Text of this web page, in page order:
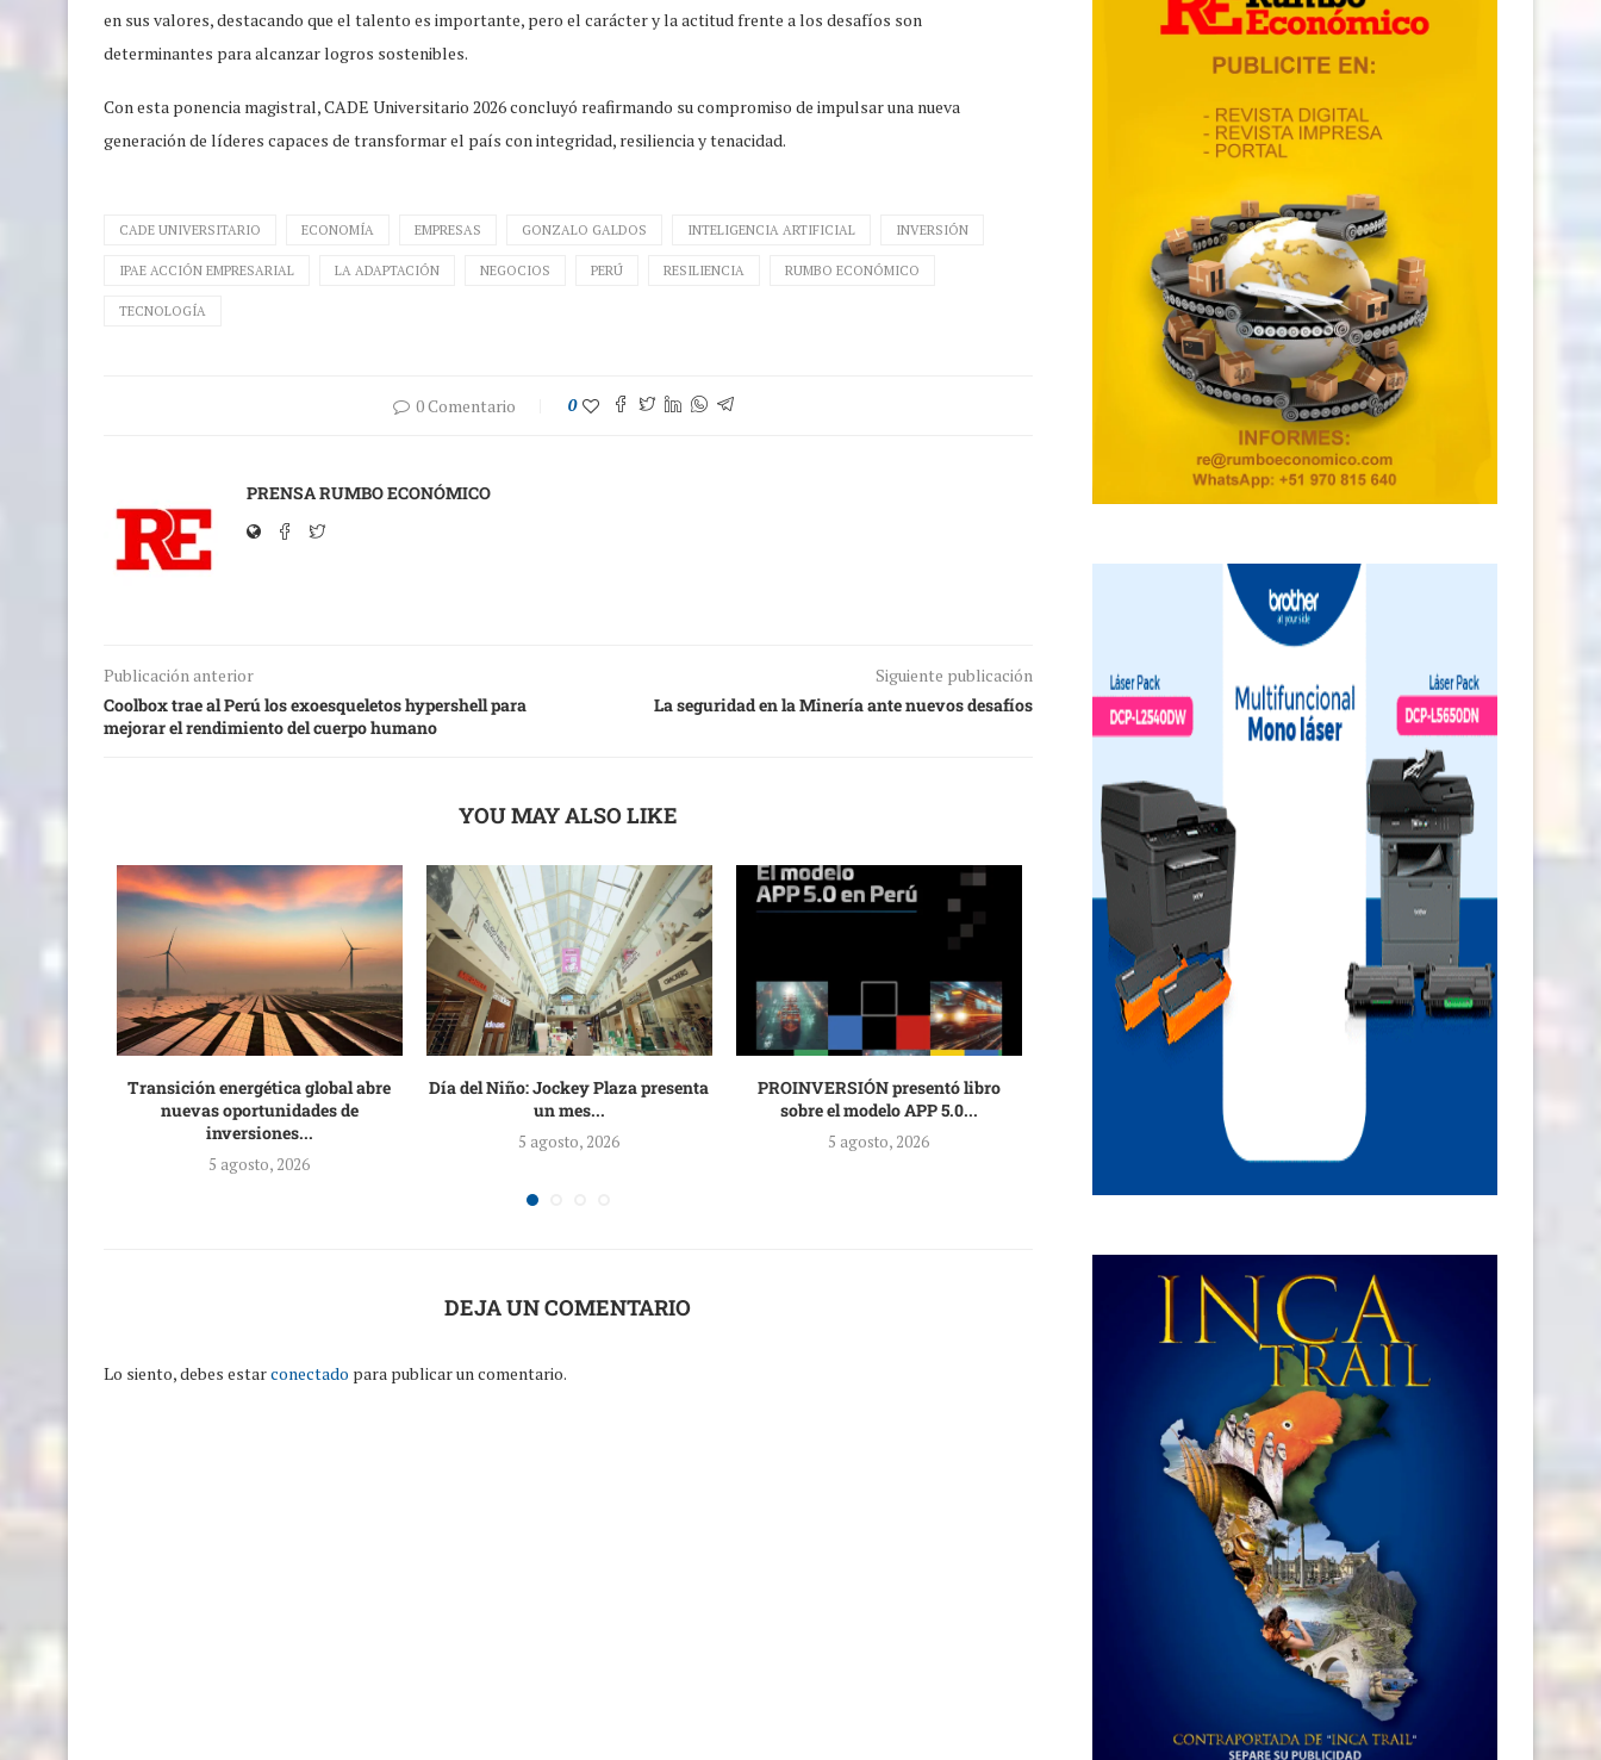
en sus valores, destacando que el talento es importante, pero el carácter y la actitud frente a los desafíos son
determinantes para alcanzar logros sostenibles.
Con esta ponencia magistral, CADE Universitario 2026 concluyó reafirmando su compromiso de impulsar una nueva
generación de líderes capaces de transformar el país con integridad, resiliencia y tenacidad.
CADE UNIVERSITARIO ECONOMÍA EMPRESAS GONZALO GALDOS INTELIGENCIA ARTIFICIAL INVERSIÓN
IPAE ACCIÓN EMPRESARIAL LA ADAPTACIÓN NEGOCIOS PERÚ RESILIENCIA RUMBO ECONÓMICO
TECNOLOGÍA
0 Comentario 0
PRENSA RUMBO ECONÓMICO
Publicación anterior
Coolbox trae al Perú los exoesqueletos hypershell para
mejorar el rendimiento del cuerpo humano
Siguiente publicación
La seguridad en la Minería ante nuevos desafíos
YOU MAY ALSO LIKE
Transición energética global abre
nuevas oportunidades de
inversiones...
5 agosto, 2026
Día del Niño: Jockey Plaza presenta
un mes...
5 agosto, 2026
PROINVERSIÓN presentó libro
sobre el modelo APP 5.0...
5 agosto, 2026
a líderes empresariales...
30 julio, 2026
DEJA UN COMENTARIO
Lo siento, debes estarconectado para publicar un comentario.